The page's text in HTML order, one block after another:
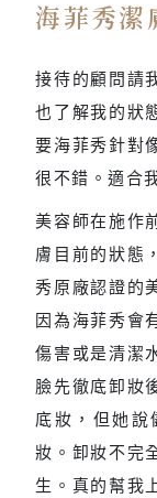
海菲秀潔
接待的顧問請
也了解我的狀
要海菲秀針對
很不錯。適合
美容師在施作
膚目前的狀態
秀原廠認證的
因為海菲秀會
傷害或是清潔
臉先徹底卸妝
底妝，但她說
妝。卸妝不完
生。真的幫我